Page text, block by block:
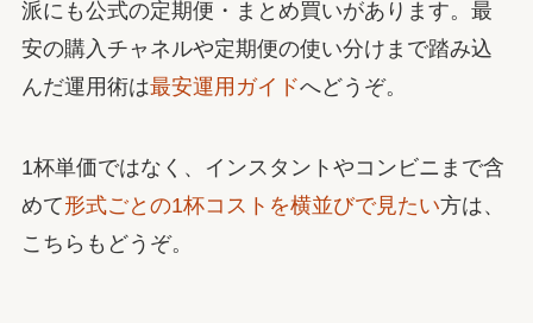
派にも公式の定期便・まとめ買いがあります。最
安の購入チャネルや定期便の使い分けまで踏み込
んだ運用術は最安運用ガイドへどうぞ。
1杯単価ではなく、インスタントやコンビニまで含
めて形式ごとの1杯コストを横並びで見たい方は、
こちらもどうぞ。